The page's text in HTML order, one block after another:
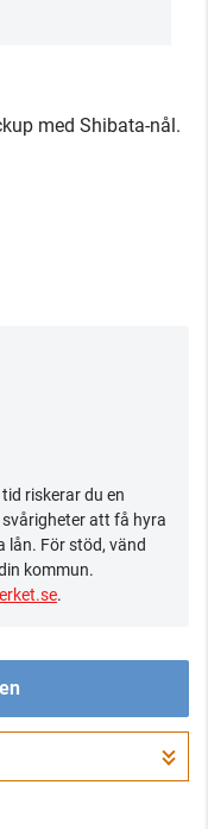
med Shibata-nål.
riskerar du en
att få hyra
lån. För stöd, vänd
kommun.
.